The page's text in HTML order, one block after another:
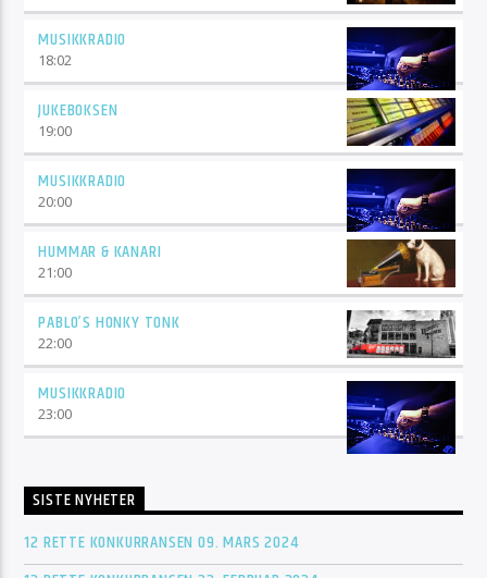
MUSIKKRADIO
18:02
JUKEBOKSEN
19:00
MUSIKKRADIO
20:00
HUMMAR & KANARI
21:00
PABLO’S HONKY TONK
22:00
MUSIKKRADIO
23:00
SISTE NYHETER
12 RETTE KONKURRANSEN 09. MARS 2024